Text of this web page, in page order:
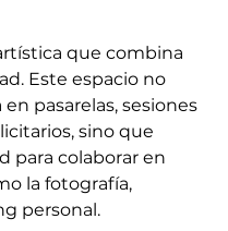
que combina
Este espacio no
pasarelas, sesiones
sino que
para colaborar en
la fotografía,
personal.